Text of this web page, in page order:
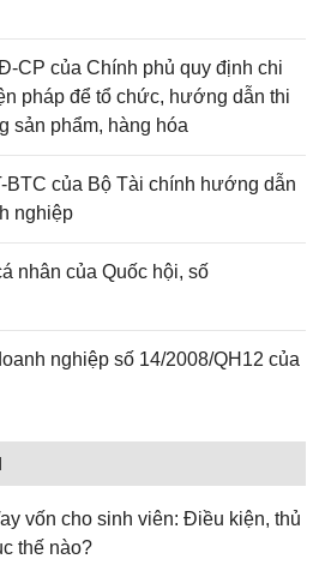
CP của Chính phủ quy định chi
pháp để tổ chức, hướng dẫn thi
sản phẩm, hàng hóa
BTC của Bộ Tài chính hướng dẫn
nghiệp
nhân của Quốc hội, số
nghiệp số 14/2008/QH12 của
vốn cho sinh viên: Điều kiện, thủ
thế nào?